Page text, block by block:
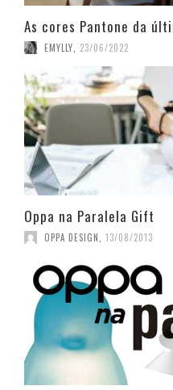
As cores Pantone da
EMYLLY, 23/06/2022
Oppa na Paralela Gift
OPPA DESIGN 13/08/2013